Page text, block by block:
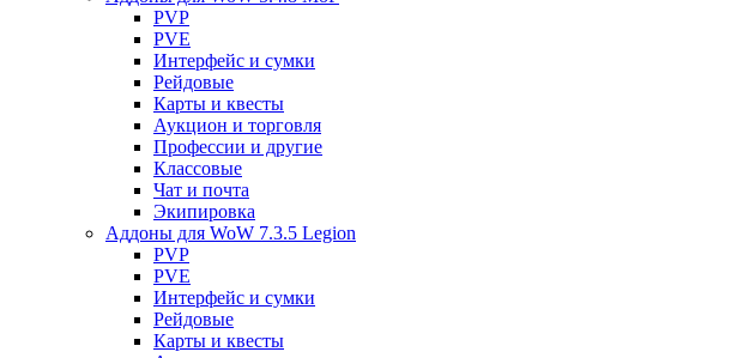
PVP
PVE
Интерфейс и сумки
Рейдовые
Карты и квесты
Аукцион и торговля
Профессии и другие
Классовые
Чат и почта
Экипировка
Аддоны для WoW 7.3.5 Legion
PVP
PVE
Интерфейс и сумки
Рейдовые
Карты и квесты